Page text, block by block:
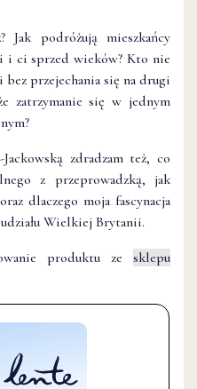
Jak podróżują mieszkańcy
i ci sprzed wieków? Kto nie
przejechania się na drugi
zatrzymanie się w jednym
zdradzam też, co
z przeprowadzką, jak
dlaczego moja fascynacja
Wielkiej Brytanii.
produktu ze sklepu